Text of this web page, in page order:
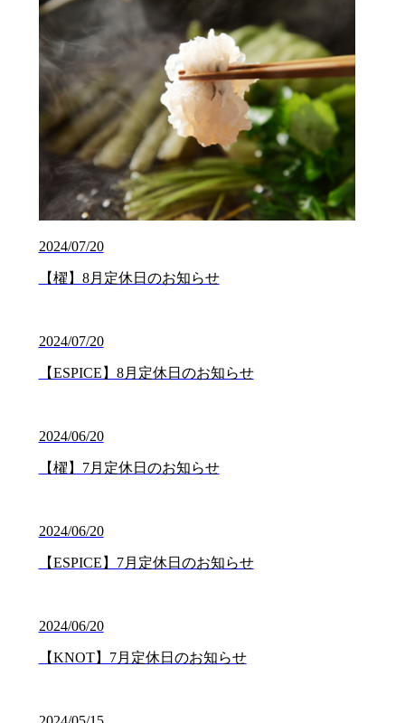
2024/07/20
【櫂】8月定休日のお知らせ
2024/07/20
【ESPICE】8月定休日のお知らせ
2024/06/20
【櫂】7月定休日のお知らせ
2024/06/20
【ESPICE】7月定休日のお知らせ
2024/06/20
【KNOT】7月定休日のお知らせ